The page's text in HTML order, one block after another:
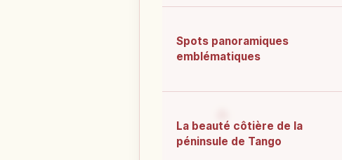
Spots panoramiques
emblématiques
La beauté côtière de la
péninsule de Tango